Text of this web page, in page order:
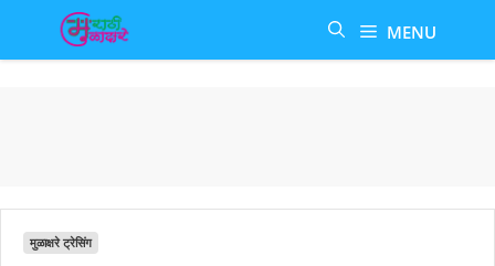
content
MENU
मुळाक्षरे ट्रेसिंग